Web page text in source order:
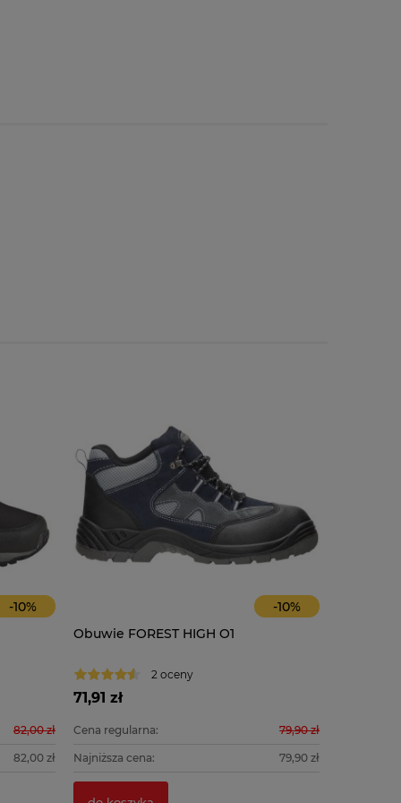
-10%
82,00 zł
82,00 zł
-10%
Obuwie FOREST HIGH O1
2 oceny
71,91 zł
Cena regularna: 79,90 zł
Najniższa cena: 79,90 zł